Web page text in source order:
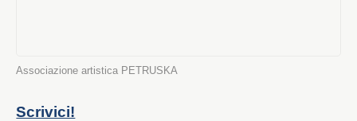
Associazione artistica PETRUSKA
Scrivici!